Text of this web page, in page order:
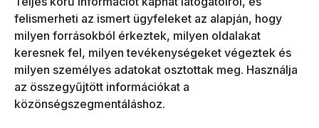
felismerheti az ismert ügyfeleket az alapján, hogy
milyen forrásokból érkeztek, milyen oldalakat
keresnek fel, milyen tevékenységeket végeztek és
milyen személyes adatokat osztottak meg. Használja
az összegyűjtött információkat a
közönségszegmentáláshoz.